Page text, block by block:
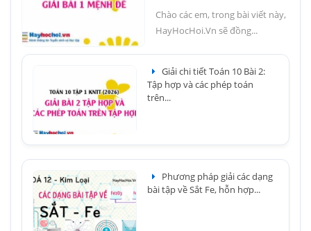
Chào các em, trong bài viết này,
HayHocHoi.Vn sẽ đồng...
Giải chi tiết Toán 10 Bài 2:
Tập hợp và các phép toán
trên...
Phương pháp giải các dạng
bài tập về Sắt Fe, hỗn hợp...